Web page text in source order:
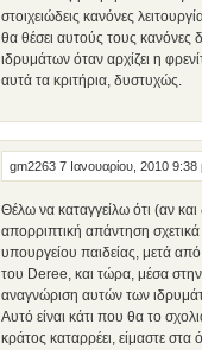
στοιχειώδεις κανόνες
θα θέσει αυτούς τους κανόνες
ιδρυμάτων όταν αρχίζει η
αυτά τα κριτήρια, δυστυχώς.
gm2263 7 Ιανουαρίου, 2010 9:38
Θέλω να καταγγείλω ότι (αν
απορριπτική απάντηση
υπουργείου παιδείας, μετά
του Deree, και τώρα, μέσα
αναγνώριση αυτών των
Αυτό είναι κάτι που θα το
κράτος καταρρέει, είμαστε